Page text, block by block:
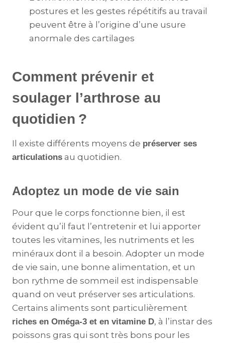
postures et les gestes répétitifs au travail
peuvent être à l’origine d’une usure
anormale des cartilages
Comment prévenir et
soulager l’arthrose au
quotidien ?
Il existe différents moyens de préserver ses
articulations au quotidien.
Adoptez un mode de vie sain
Pour que le corps fonctionne bien, il est
évident qu’il faut l’entretenir et lui apporter
toutes les vitamines, les nutriments et les
minéraux dont il a besoin. Adopter un mode
de vie sain, une bonne alimentation, et un
bon rythme de sommeil est indispensable
quand on veut préserver ses articulations.
Certains aliments sont particulièrement
riches en Oméga-3 et en vitamine D, à l’instar des
poissons gras qui sont très bons pour les